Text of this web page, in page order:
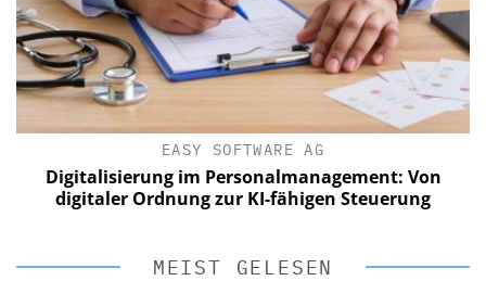
EASY SOFTWARE AG
Digitalisierung im Personalmanagement: Von
digitaler Ordnung zur KI-fähigen Steuerung
MEIST GELESEN